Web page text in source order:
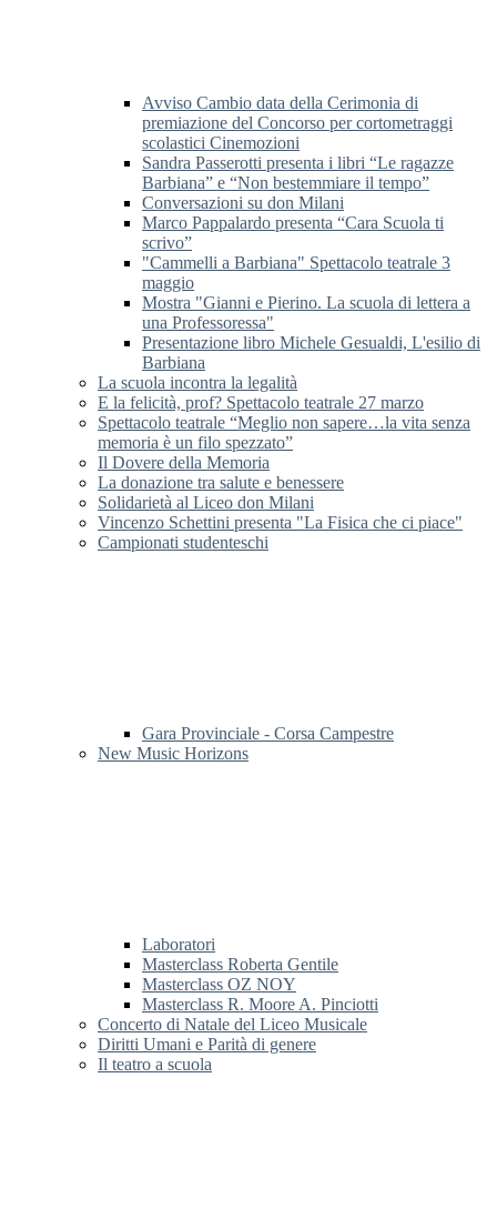
Avviso Cambio data della Cerimonia di
premiazione del Concorso per cortometraggi
scolastici Cinemozioni
Sandra Passerotti presenta i libri “Le ragazze
Barbiana” e “Non bestemmiare il tempo”
Conversazioni su don Milani
Marco Pappalardo presenta “Cara Scuola ti
scrivo”
"Cammelli a Barbiana" Spettacolo teatrale 3
maggio
Mostra "Gianni e Pierino. La scuola di lettera a
una Professoressa"
Presentazione libro Michele Gesualdi, L'esilio di
Barbiana
La scuola incontra la legalità
E la felicità, prof? Spettacolo teatrale 27 marzo
Spettacolo teatrale “Meglio non sapere…la vita senza
memoria è un filo spezzato”
Il Dovere della Memoria
La donazione tra salute e benessere
Solidarietà al Liceo don Milani
Vincenzo Schettini presenta "La Fisica che ci piace"
Campionati studenteschi
Gara Provinciale - Corsa Campestre
New Music Horizons
Laboratori
Masterclass Roberta Gentile
Masterclass OZ NOY
Masterclass R. Moore A. Pinciotti
Concerto di Natale del Liceo Musicale
Diritti Umani e Parità di genere
Il teatro a scuola